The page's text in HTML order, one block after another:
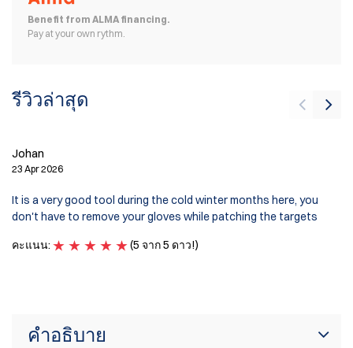
Benefit from ALMA financing.
Pay at your own rythm.
รีวิวล่าสุด
Johan
23 Apr 2026
It is a very good tool during the cold winter months here, you
don't have to remove your gloves while patching the targets
คะแนน:
(5 จาก 5 ดาว!)
คำอธิบาย